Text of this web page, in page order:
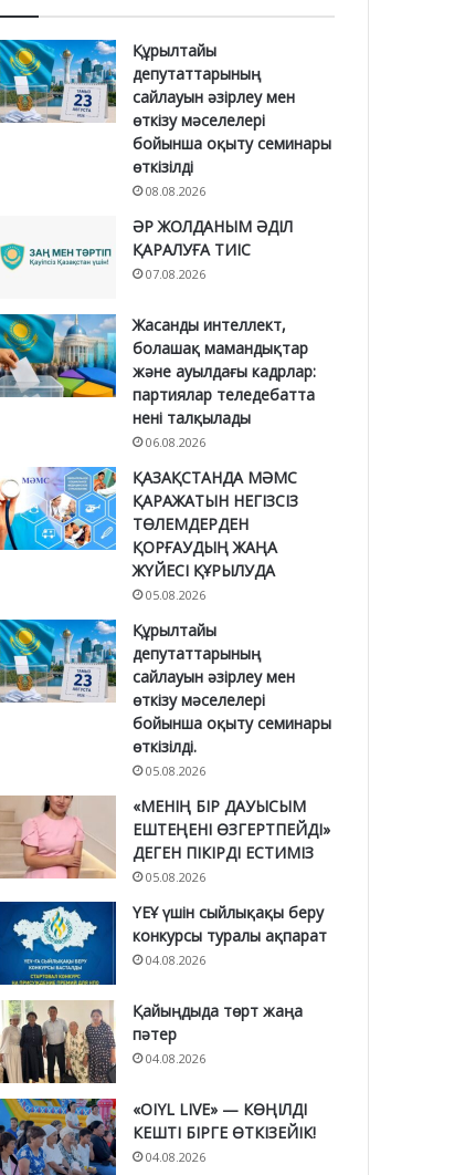
Құрылтайы
депутаттарының
сайлауын әзірлеу мен
өткізу мәселелері
бойынша оқыту семинары
өткізілді
08.08.2026
ӘР ЖОЛДАНЫМ ӘДІЛ
ҚАРАЛУҒА ТИІС
07.08.2026
Жасанды интеллект,
болашақ мамандықтар
және ауылдағы кадрлар:
партиялар теледебатта
нені талқылады
06.08.2026
ҚАЗАҚСТАНДА МӘМС
ҚАРАЖАТЫН НЕГІЗСІЗ
ТӨЛЕМДЕРДЕН
ҚОРҒАУДЫҢ ЖАҢА
ЖҮЙЕСІ ҚҰРЫЛУДА
05.08.2026
Құрылтайы
депутаттарының
сайлауын әзірлеу мен
өткізу мәселелері
бойынша оқыту семинары
өткізілді.
05.08.2026
«МЕНІҢ БІР ДАУЫСЫМ
ЕШТЕҢЕНІ ӨЗГЕРТПЕЙДІ»
ДЕГЕН ПІКІРДІ ЕСТИМІЗ
05.08.2026
ҮЕҰ үшін сыйлықақы беру
конкурсы туралы ақпарат
04.08.2026
Қайыңдыда төрт жаңа
пәтер
04.08.2026
«OIYL LIVE» — КӨҢІЛДІ
КЕШТІ БІРГЕ ӨТКІЗЕЙІК!
04.08.2026